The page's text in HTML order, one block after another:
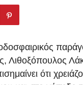
Λιθοξόπουλος
ότι